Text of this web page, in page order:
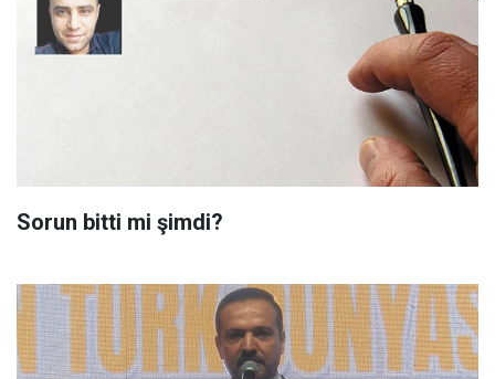
Sorun bitti mi şimdi?